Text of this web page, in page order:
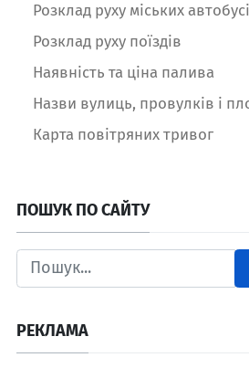
Розклад руху міських
Розклад руху поїздів
Наявність та ціна палива
Назви вулиць, провулків і
Карта повітряних тривог
ПОШУК ПО САЙТУ
РЕКЛАМА